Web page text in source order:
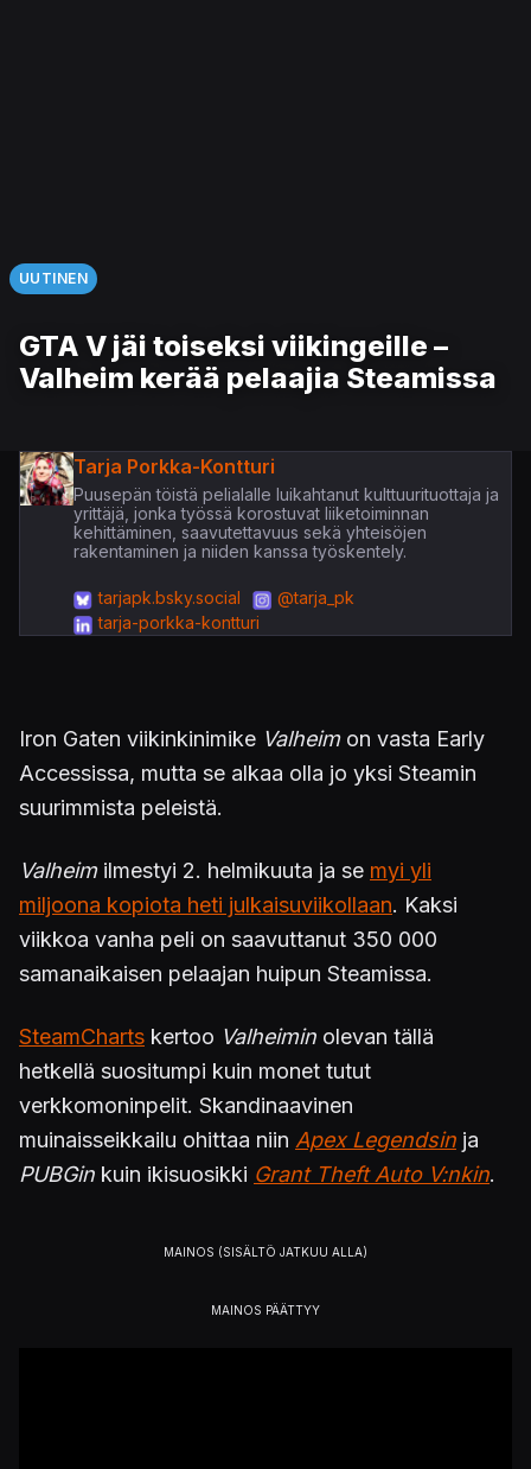
UUTINEN
GTA V jäi toiseksi viikingeille –
Valheim kerää pelaajia Steamissa
Tarja Porkka-Kontturi
Puusepän töistä pelialalle luikahtanut kulttuurituottaja ja
yrittäjä, jonka työssä korostuvat liiketoiminnan
kehittäminen, saavutettavuus sekä yhteisöjen
rakentaminen ja niiden kanssa työskentely.
tarjapk.bsky.social
@tarja_pk
tarja-porkka-kontturi
Iron Gaten viikinkinimike Valheimon vasta Early
Accessissa, mutta se alkaa olla jo yksi Steamin
suurimmista peleistä.
Valheimilmestyi 2. helmikuuta ja se myi yli
miljoona kopiota heti julkaisuviikollaan. Kaksi
viikkoa vanha peli on saavuttanut 350 000
samanaikaisen pelaajan huipun Steamissa.
SteamCharts kertoo Valheimin olevan tällä
hetkellä suositumpi kuin monet tutut
verkkomoninpelit. Skandinaavinen
muinaisseikkailu ohittaa niin Apex Legendsin ja
PUBGin kuin ikisuosikki Grant Theft Auto V:nkin.